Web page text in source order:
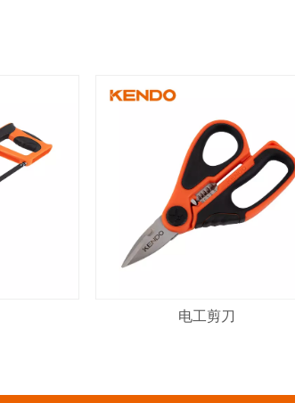
电工剪刀